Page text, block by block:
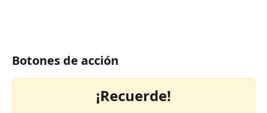
Botones de acción
¡Recuerde!